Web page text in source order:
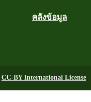
คลังข้อมูล
CC-BY International License